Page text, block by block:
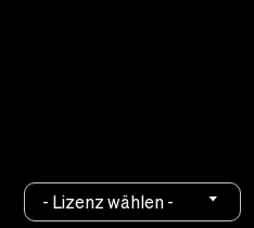
- Lizenz wählen -